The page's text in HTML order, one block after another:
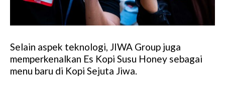
Selain aspek teknologi, JIWA Group juga
memperkenalkan Es Kopi Susu Honey sebagai
menu baru di Kopi Sejuta Jiwa.